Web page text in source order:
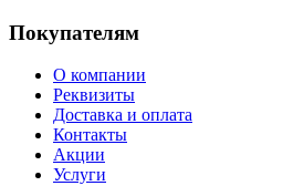
Покупателям
О компании
Реквизиты
Доставка и оплата
Контакты
Акции
Услуги